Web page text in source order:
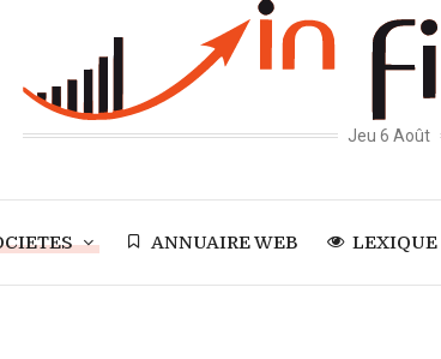
Jeu 6 Août
ANNUAIRE WEB LEXIQUE